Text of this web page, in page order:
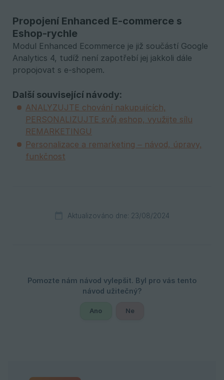
Propojení Enhanced E-commerce s
Eshop-rychle
Modul Enhanced Ecommerce je již součástí Google
Analytics 4, tudíž není zapotřebí jej jakkoli dále
propojovat s e-shopem.
Další související návody:
ANALYZUJTE chování nakupujících,
PERSONALIZUJTE svůj eshop, využijte sílu
REMARKETINGU
Personalizace a remarketing – návod, úpravy,
funkčnost
Aktualizováno dne: 23/08/2024
Ano Ne